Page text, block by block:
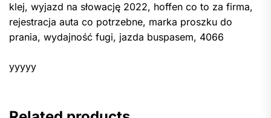
klej, wyjazd na słowację 2022, hoffen co to za firma,
rejestracja auta co potrzebne, marka proszku do
prania, wydajność fugi, jazda buspasem, 4066
yyyyy